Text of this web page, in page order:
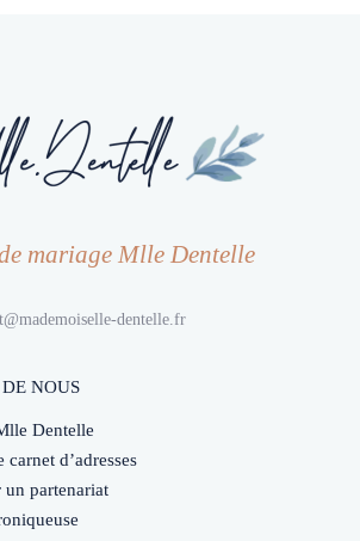
mariage Mlle Dentelle
dentelle.fr
DE NOUS
Dentelle
d’adresses
partenariat